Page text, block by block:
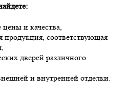
и качества,
продукция, соответствующая
дверей различного
и внутренней отделки.